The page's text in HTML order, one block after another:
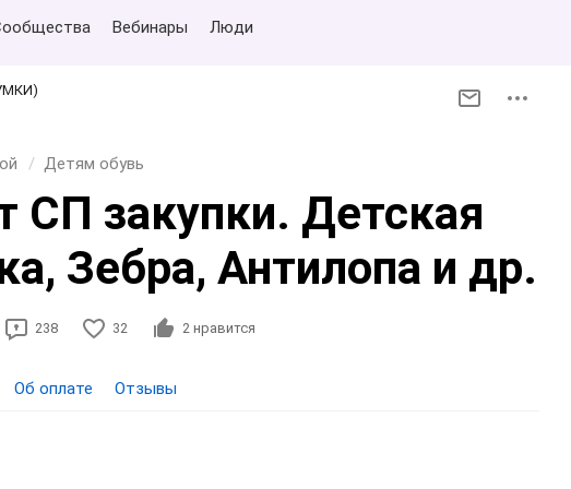
Вебинары Люди
Детям обувь
СП закупки. Детская
Зебра, Антилопа и др.
238 32 2 нравится
Об оплате Отзывы